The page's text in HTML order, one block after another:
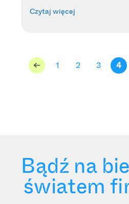
Czytaj więcej
<- 1 2 3 4
Bądź na
światem